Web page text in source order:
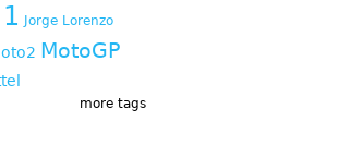
Jorge Lorenzo
MotoGP
more tags